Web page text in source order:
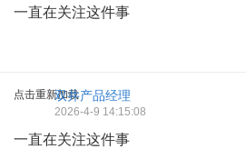
一直在关注这件事
点击重新加载双井产品经理
2026-4-9 14:15:08
一直在关注这件事